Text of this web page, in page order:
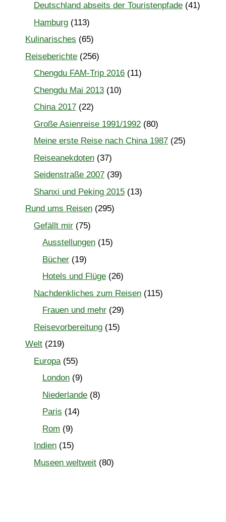
Deutschland abseits der Touristenpfade (41)
Hamburg (113)
Kulinarisches (65)
Reiseberichte (256)
Chengdu FAM-Trip 2016 (11)
Chengdu Mai 2013 (10)
China 2017 (22)
Große Asienreise 1991/1992 (80)
Meine erste Reise nach China 1987 (25)
Reiseanekdoten (37)
Seidenstraße 2007 (39)
Shanxi und Peking 2015 (13)
Rund ums Reisen (295)
Gefällt mir (75)
Ausstellungen (15)
Bücher (19)
Hotels und Flüge (26)
Nachdenkliches zum Reisen (115)
Frauen und mehr (29)
Reisevorbereitung (15)
Welt (219)
Europa (55)
London (9)
Niederlande (8)
Paris (14)
Rom (9)
Indien (15)
Museen weltweit (80)